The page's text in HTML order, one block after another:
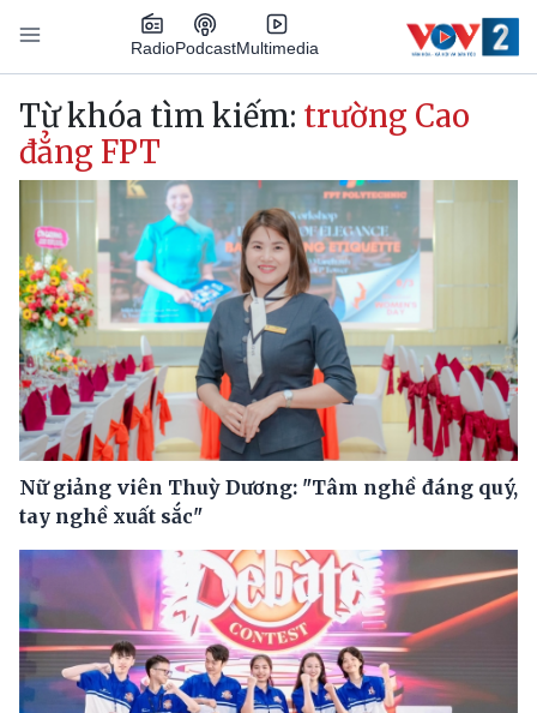
Nhảy đến nội dung
RadioPodcastMultimedia
Main navigation
Từ khóa tìm kiếm: trường Cao
đẳng FPT
Nữ giảng viên Thuỳ Dương: "Tâm nghề đáng quý,
tay nghề xuất sắc"